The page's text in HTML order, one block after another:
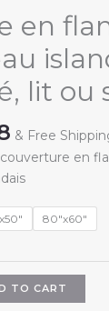
en
lit ou
Price
range:
$18.98
$45.98
& Free
en
80"x60"
TO CART